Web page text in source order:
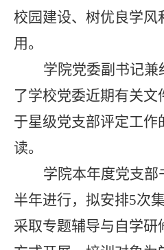
校园建设、树优良学风
用。
学院党委副书记
了学校党委近期有关文
于星级党支部评定工作
读。
学院本年度党支部
半年进行，拟安排5次
采取专题辅导与自学研